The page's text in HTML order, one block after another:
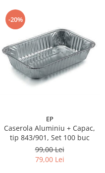
-20%
EP
Caserola Aluminiu + Capac,
tip 843/901, Set 100 buc
99,00 Lei
79,00 Lei